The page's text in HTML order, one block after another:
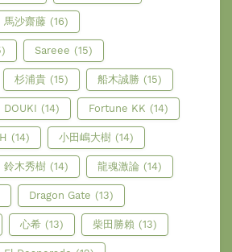
馬沙齋藤 (16)
Sareee (15)
杉浦貴 (15) 船木誠勝 (15)
DOUKI (14) Fortune KK (14)
(14) 小田嶋大樹 (14)
鈴木秀樹 (14) 龍魂激論 (14)
Dragon Gate (13)
心希 (13) 柴田勝賴 (13)